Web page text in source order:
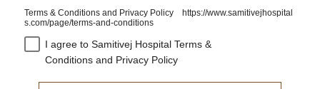
Terms & Conditions and Privacy Policy https://www.samitivejhospital
s.com/page/terms-and-conditions
I agree to Samitivej Hospital Terms &
Conditions and Privacy Policy